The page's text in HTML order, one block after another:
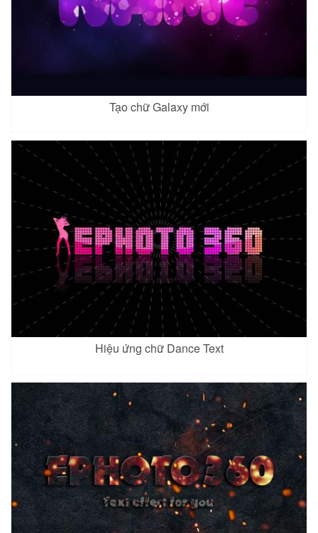
Tạo chữ Galaxy mới
Hiệu ứng chữ Dance Text